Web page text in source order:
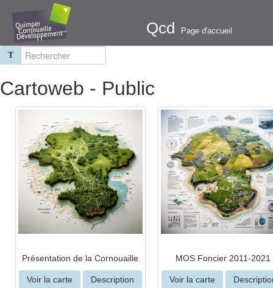
Qcd Page d'accueil
T
Cartoweb - Public
Présentation de la Cornouaille
Voir la carte Description
MOS Foncier 2011-2021
Voir la carte